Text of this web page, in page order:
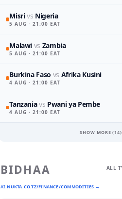
Misrivs Nigeria
5 AUG · 21:00 EAT
Malawi vs Zambia
5 AUG · 21:00 EAT
Burkina Faso vs Afrika Kusini
4 AUG · 21:00 EAT
Tanzaniavs Pwani ya Pembe
4 AUG · 21:00 EAT
SHOW MORE (14)
BIDHAA
AI.NUKTA.CO.TZ/FINANCE/COMMODITIES →